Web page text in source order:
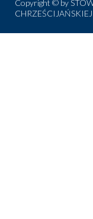
Copyright © by